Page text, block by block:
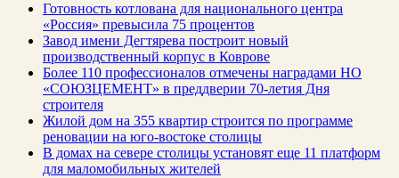
Готовность котлована для национального центра
«Россия» превысила 75 процентов
Завод имени Дегтярева построит новый
производственный корпус в Коврове
Более 110 профессионалов отмечены наградами НО
«СОЮЗЦЕМЕНТ» в преддверии 70-летия Дня
строителя
Жилой дом на 355 квартир строится по программе
реновации на юго-востоке столицы
В домах на севере столицы установят еще 11 платформ
для маломобильных жителей